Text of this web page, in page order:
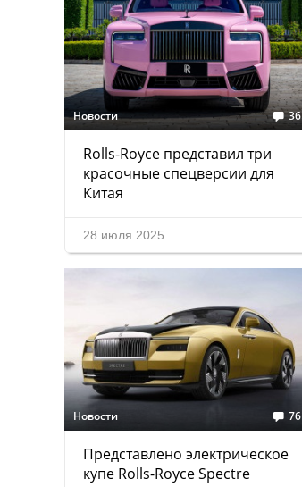
Новости 36
Rolls-Royce представил три
красочные спецверсии для
Китая
28 июля 2025
Новости 76
Представлено электрическое
купе Rolls-Royce Spectre